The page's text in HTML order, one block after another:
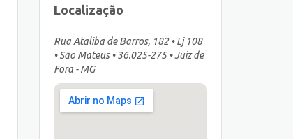
Localização
Rua Ataliba de Barros, 182 • Lj 108
• São Mateus • 36.025-275 • Juiz de
Fora - MG